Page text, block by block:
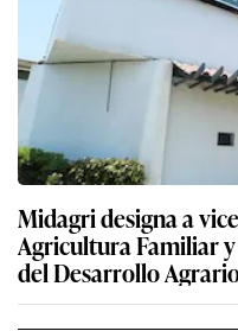
Midagri designa a
Agricultura Familiar
del Desarrollo